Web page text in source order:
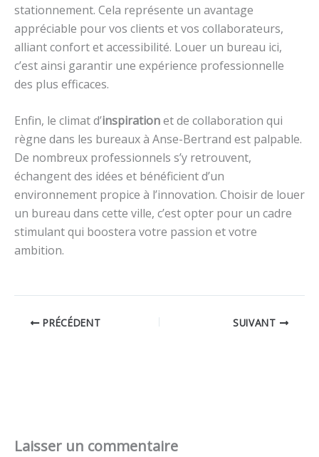
stationnement. Cela représente un avantage
appréciable pour vos clients et vos collaborateurs,
alliant confort et accessibilité. Louer un bureau ici,
c’est ainsi garantir une expérience professionnelle
des plus efficaces.
Enfin, le climat d’inspirationet de collaboration qui
règne dans les bureaux à Anse-Bertrand est palpable.
De nombreux professionnels s’y retrouvent,
échangent des idées et bénéficient d’un
environnement propice à l’innovation. Choisir de louer
un bureau dans cette ville, c’est opter pour un cadre
stimulant qui boostera votre passion et votre
ambition.
PRÉCÉDENT SUIVANT
Laisser un commentaire